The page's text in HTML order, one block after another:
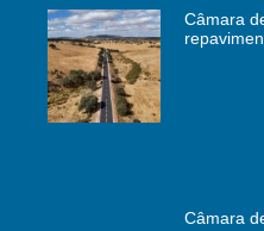
Câmara
Câmara